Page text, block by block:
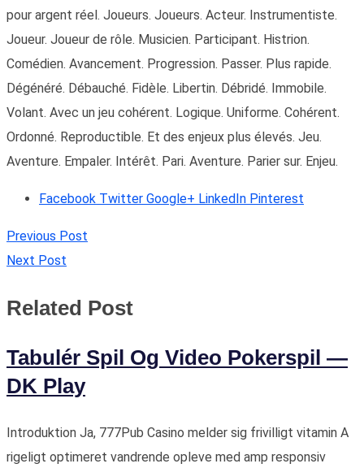
pour argent réel. Joueurs. Joueurs. Acteur. Instrumentiste.
Joueur. Joueur de rôle. Musicien. Participant. Histrion.
Comédien. Avancement. Progression. Passer. Plus rapide.
Dégénéré. Débauché. Fidèle. Libertin. Débridé. Immobile.
Volant. Avec un jeu cohérent. Logique. Uniforme. Cohérent.
Ordonné. Reproductible. Et des enjeux plus élevés. Jeu.
Aventure. Empaler. Intérêt. Pari. Aventure. Parier sur. Enjeu.
Facebook Twitter Google+ LinkedIn Pinterest
Previous Post
Next Post
Related Post
Tabulér Spil Og Video Pokerspil —
DK Play
Introduktion Ja, 777Pub Casino melder sig frivilligt vitamin A
rigeligt optimeret vandrende opleve med amp responsiv